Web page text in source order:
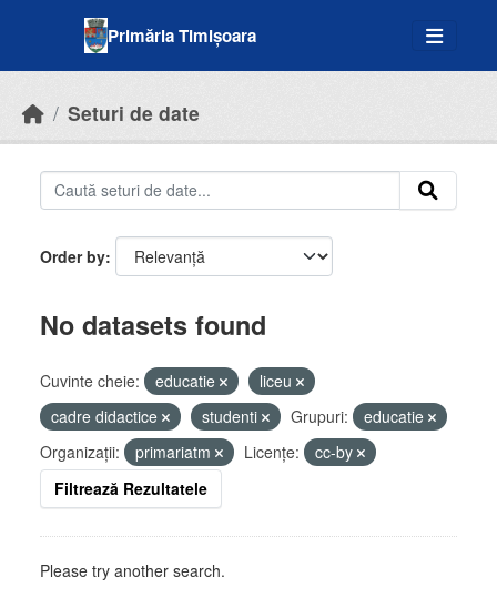
Primăria Timișoara
Seturi de date
Order by
No datasets found
Cuvinte cheie: educatie
liceu
cadre didactice
studenti Grupuri:
educatie
Organizații:
primariatm Licenţe:
cc-by
Filtrează Rezultatele
Please try another search.